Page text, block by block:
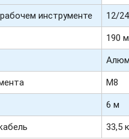
инструменте
12/
190
М8
6 м
33,5